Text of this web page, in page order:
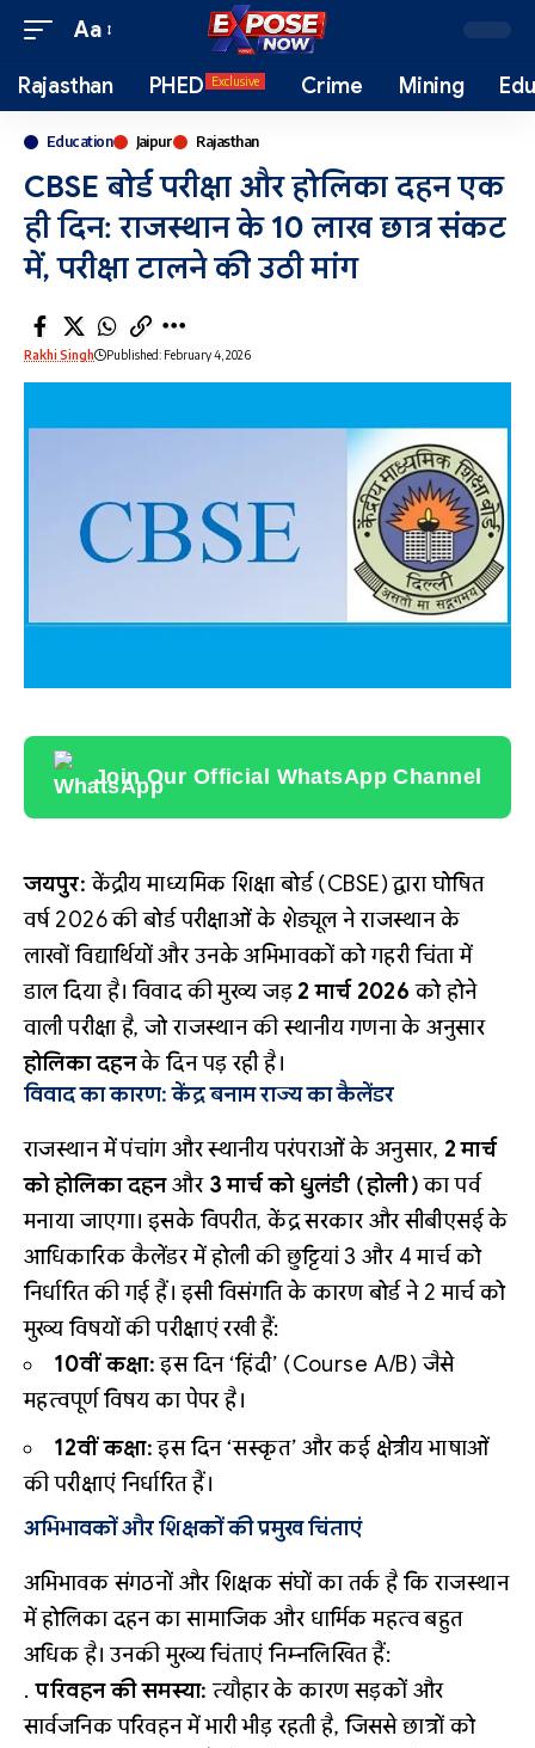
Aa
Rajasthan PHED Exclusive Crime Mining
Education Jaipur Rajasthan
CBSE बोर्ड परीक्षा और होलिका दहन एक
ही दिन: राजस्थान के 10 लाख छात्र संकट
में, परीक्षा टालने की उठी मांग
Rakhi Singh Published: February 4, 2026
Join Our Official WhatsApp Channel
जयपुर: केंद्रीय माध्यमिक शिक्षा बोर्ड (CBSE) द्वारा घोषित
वर्ष 2026 की बोर्ड परीक्षाओं के शेड्यूल ने राजस्थान के
लाखों विद्यार्थियों और उनके अभिभावकों को गहरी चिंता में
डाल दिया है। विवाद की मुख्य जड़ 2 मार्च 2026 को होने
वाली परीक्षा है, जो राजस्थान की स्थानीय गणना के अनुसार
होलिका दहनके दिन पड़ रही है।
विवाद का कारण: केंद्र बनाम राज्य का कैलेंडर
राजस्थान में पंचांग और स्थानीय परंपराओं के अनुसार, 2 मार्च
को होलिका दहनऔर 3 मार्च को धुलंडी (होली)का पर्व
मनाया जाएगा। इसके विपरीत, केंद्र सरकार और सीबीएसई के
आधिकारिक कैलेंडर में होली की छुट्टियां 3 और 4 मार्च को
निर्धारित की गई हैं। इसी विसंगति के कारण बोर्ड ने 2 मार्च को
मुख्य विषयों की परीक्षाएं रखी हैं:
10वीं कक्षा:इस दिन ‘हिंदी’ (Course A/B) जैसे
महत्वपूर्ण विषय का पेपर है।
12वीं कक्षा:इस दिन ‘सस्कृत’ और कई क्षेत्रीय भाषाओं
की परीक्षाएं निर्धारित हैं।
अभिभावकों और शिक्षकों की प्रमुख चिंताएं
अभिभावक संगठनों और शिक्षक संघों का तर्क है कि राजस्थान
में होलिका दहन का सामाजिक और धार्मिक महत्व बहुत
अधिक है। उनकी मुख्य चिंताएं निम्नलिखित हैं:
परिवहन की समस्या: त्यौहार के कारण सड़कों और
सार्वजनिक परिवहन में भारी भीड़ रहती है, जिससे छात्रों को